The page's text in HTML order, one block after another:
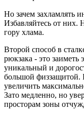
Но зачем захламлять
Избавляйтесь от них.
гору хлама.
Второй способ в
рюкзака - это заиметь
уникальный и
большой физзащитой.
увеличить
Зато медленно, но
просторам зоны